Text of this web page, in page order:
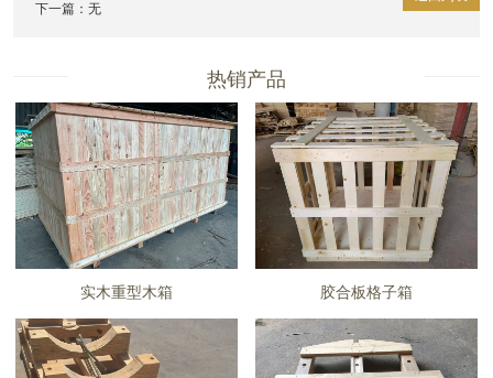
下一篇：无
热销产品
实木重型木箱 胶合板格子箱